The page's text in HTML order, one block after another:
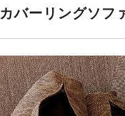
カバーリングソフ